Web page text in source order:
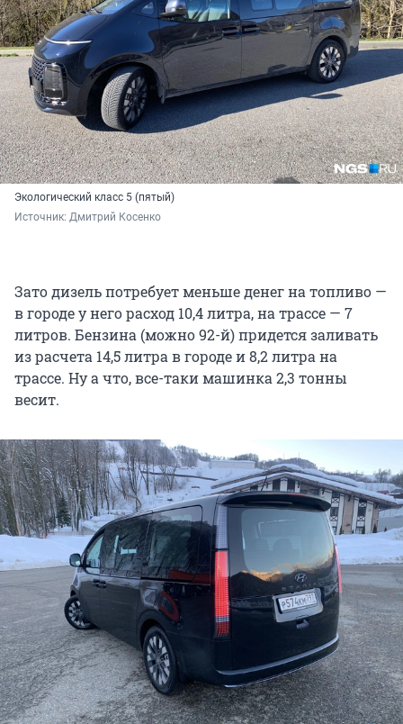
Экологический класс 5 (пятый)
Источник: Дмитрий Косенко
Зато дизель потребует меньше денег на топливо —
в городе у него расход 10,4 литра, на трассе — 7
литров. Бензина (можно 92-й) придется заливать
из расчета 14,5 литра в городе и 8,2 литра на
трассе. Ну а что, все-таки машинка 2,3 тонны
весит.